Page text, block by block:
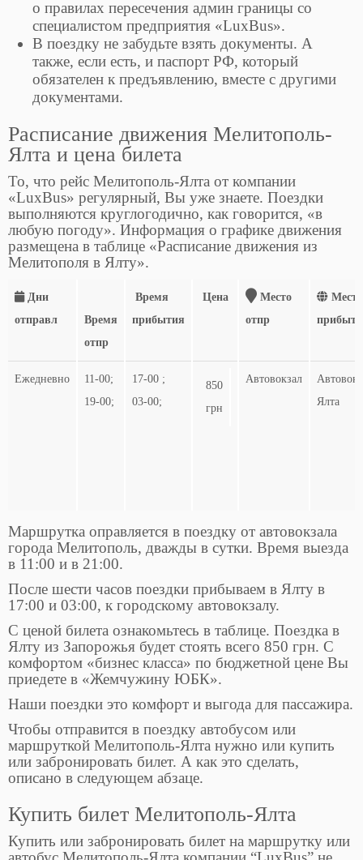
о правилах пересечения админ границы со
специалистом предприятия «LuxBus».
В поездку не забудьте взять документы. А
также, если есть, и паспорт РФ, который
обязателен к предъявлению, вместе с другими
документами.
Расписание движения Мелитополь-
Ялта и цена билета
То, что рейс Мелитополь-Ялта от компании
«LuxBus» регулярный, Вы уже знаете. Поездки
выполняются круглогодично, как говорится, «в
любую погоду». Информация о графике движения
размещена в таблице «Расписание движения из
Мелитополя в Ялту».
Дни
отправл
Время
отпр
Время
прибытия
Цена
Место
отпр
Место
Ежедневно
11-00;
19-00;
17-00 ;
03-00;
850
грн
Автовокзал
Ялта
Маршрутка оправляется в поездку от автовокзала
города Мелитополь, дважды в сутки. Время выезда
в 11:00 и в 21:00.
После шести часов поездки прибываем в Ялту в
17:00 и 03:00, к городскому автовокзалу.
С ценой билета ознакомьтесь в таблице. Поездка в
Ялту из Запорожья будет стоять всего 850 грн. С
комфортом «бизнес класса» по бюджетной цене Вы
приедете в «Жемчужину ЮБК».
Наши поездки это комфорт и выгода для пассажира.
Чтобы отправится в поездку автобусом или
маршруткой Мелитополь-Ялта нужно или купить
или забронировать билет. А как это сделать,
описано в следующем абзаце.
Купить билет Мелитополь-Ялта
Купить или забронировать билет на маршрутку или